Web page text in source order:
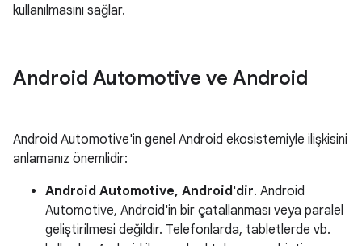
kullanılmasını sağlar.
Android Automotive ve Android
Android Automotive'in genel Android ekosistemiyle ilişkisini
anlamanız önemlidir:
Android Automotive, Android'dir. Android
Automotive, Android'in bir çatallanması veya paralel
geliştirilmesi değildir. Telefonlarda, tabletlerde vb.